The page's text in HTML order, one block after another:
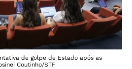
de golpe de Estado após as
Coutinho/STF